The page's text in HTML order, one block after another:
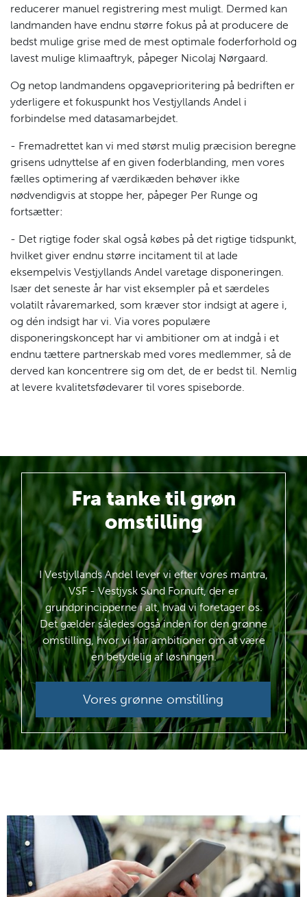
reducerer manuel registrering mest muligt. Dermed kan
landmanden have endnu større fokus på at producere de
bedst mulige grise med de mest optimale foderforhold og
lavest mulige klimaaftryk, påpeger Nicolaj Nørgaard.
Og netop landmandens opgaveprioritering på bedriften er
yderligere et fokuspunkt hos Vestjyllands Andel i
forbindelse med datasamarbejdet.
- Fremadrettet kan vi med størst mulig præcision beregne
grisens udnyttelse af en given foderblanding, men vores
fælles optimering af værdikæden behøver ikke
nødvendigvis at stoppe her, påpeger Per Runge og
fortsætter:
- Det rigtige foder skal også købes på det rigtige tidspunkt,
hvilket giver endnu større incitament til at lade
eksempelvis Vestjyllands Andel varetage disponeringen.
Især det seneste år har vist eksempler på et særdeles
volatilt råvaremarked, som kræver stor indsigt at agere i,
og dén indsigt har vi. Via vores populære
disponeringskoncept har vi ambitioner om at indgå i et
endnu tættere partnerskab med vores medlemmer, så de
derved kan koncentrere sig om det, de er bedst til. Nemlig
at levere kvalitetsfødevarer til vores spiseborde.
Fra tanketil grøn
omstilling
I Vestjyllands Andel lever vi efter vores mantra,
VSF - Vestjysk Sund Fornuft, der er
grundprincipperne i alt, hvad vi foretager os.
Det gælder således også inden for den grønne
omstilling, hvor vi har ambitioner om at være
en betydelig af løsningen.
Vores grønne omstilling